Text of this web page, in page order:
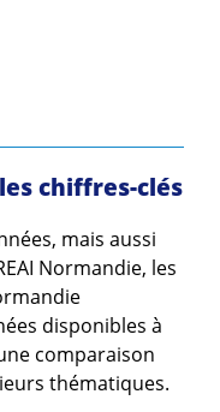
chiffres-clés
mais aussi
Normandie, les
disponibles à
comparaison
thématiques.